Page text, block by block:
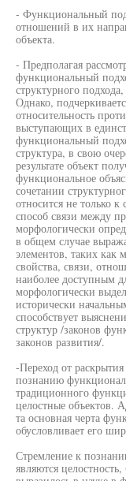
- Функциональный
отношений в их
объекта.
- Предполагая
функциональный
структурного
Однако,
относительность
выступающих в
функциональный
структура, в свою
результате объект
функциональное
сочетании
относится не только к
способ связи между
морфологически
в общем случае
элементов, таких как
свойства, связи,
наиболее доступным
морфологически
исторически
способствует
структур /законов
законов развития/.
-Переход от
познанию
традиционного
целостные объектов.
та основная черта
обусловливает его
Стремление к
являются